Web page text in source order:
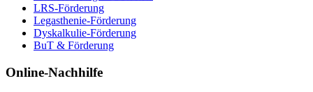
LRS-Förderung
Legasthenie-Förderung
Dyskalkulie-Förderung
BuT & Förderung
Online-Nachhilfe